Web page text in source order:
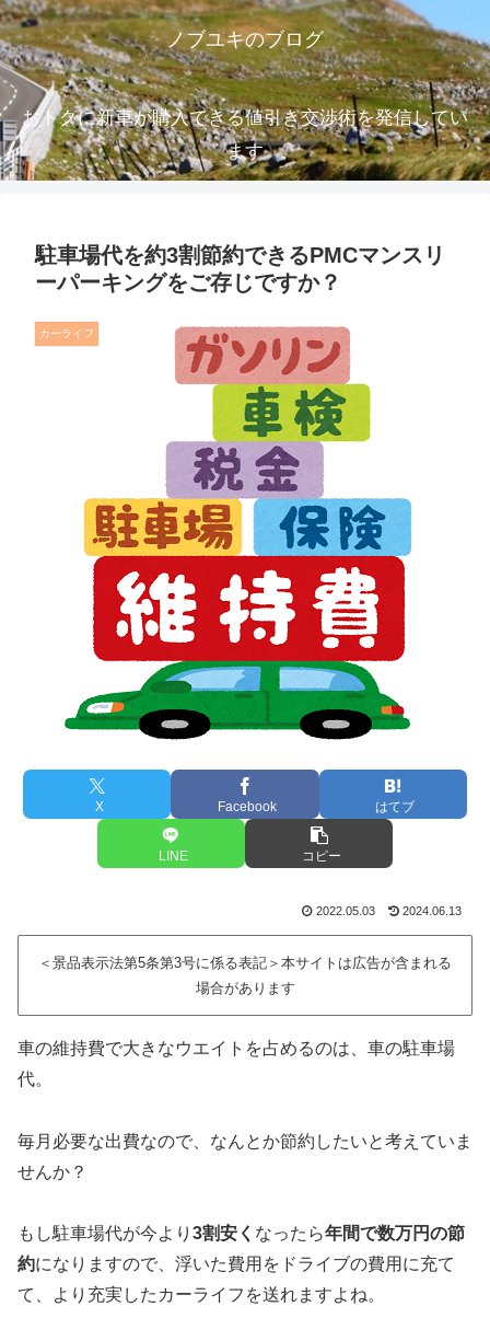
ノブユキのブログ
おトクに新車が購入できる値引き交渉術を発信してい
ます
駐車場代を約3割節約できるPMCマンスリ
ーパーキングをご存じですか？
カーライフ
X Facebook はてブ
LINE コピー
2022.05.03 2024.06.13
＜景品表示法第5条第3号に係る表記＞本サイトは広告が含まれる
場合があります
車の維持費で大きなウエイトを占めるのは、車の駐車場
代。
毎月必要な出費なので、なんとか節約したいと考えていま
せんか？
もし駐車場代が今より 3割安く なったら年間で数万円の節
約になりますので、浮いた費用をドライブの費用に充て
て、より充実したカーライフを送れますよね。